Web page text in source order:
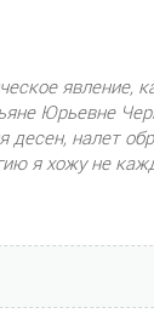
явление,
Юрьевне
десен, налет
я хожу не